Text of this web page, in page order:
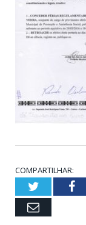
COMPARTILHAR:
Twitter
Email